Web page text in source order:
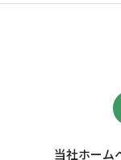
当社ホーム